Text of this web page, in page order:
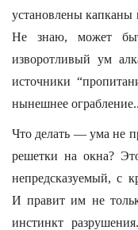
установлены
Не знаю, может
изворотливый ум
источники
нынешнее
Что делать — ума не
решетки на окна?
непредсказуемый, с
И правит им не
инстинкт